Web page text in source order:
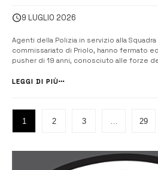
9 LUGLIO 2026
Agenti della Polizia in servizio alla
commissariato di Priolo, hanno fermato
pusher di 19 anni, conosciuto alle forze
per detenzione ai fini di spaccio di droga.
LEGGI DI PIÙ
1 2 3 … 29